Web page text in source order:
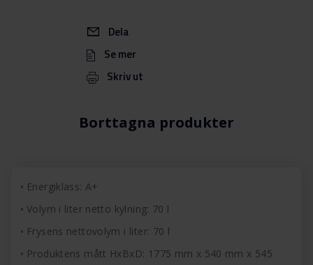
Borttagna produkter
Dela
Se mer
Skriv ut
Energiklass: A+
Volym i liter netto kylning: 70 l
Frysens nettovolym i liter: 70 l
Produktens mått HxBxD: 1775 mm x 540 mm x 545